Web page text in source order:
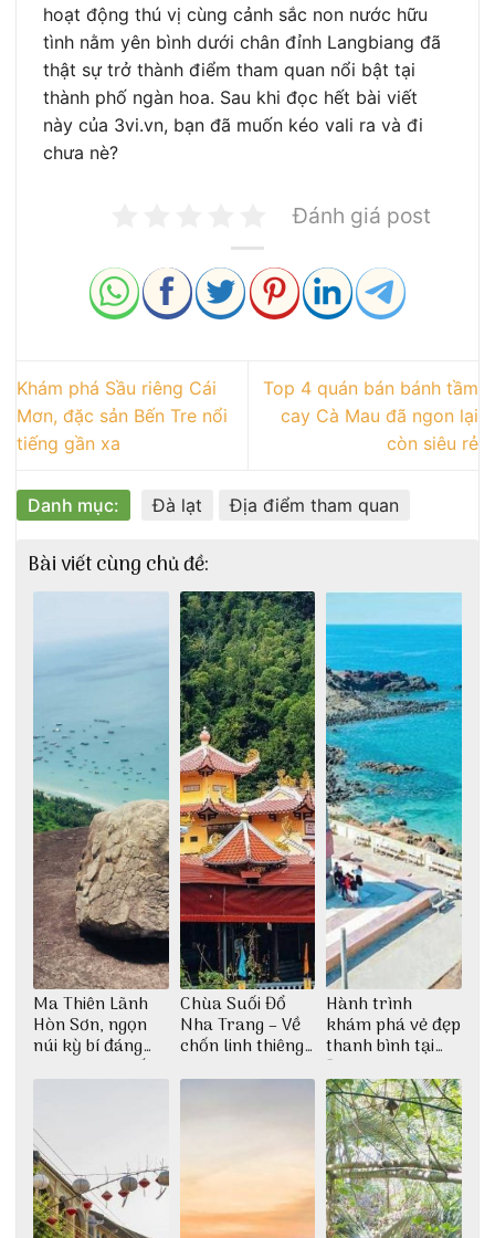
hoạt động thú vị cùng cảnh sắc non nước hữu
tình nằm yên bình dưới chân đỉnh Langbiang đã
thật sự trở thành điểm tham quan nổi bật tại
thành phố ngàn hoa. Sau khi đọc hết bài viết
này của 3vi.vn, bạn đã muốn kéo vali ra và đi
chưa nè?
Đánh giá post
Khám phá Sầu riêng Cái
Mơn, đặc sản Bến Tre nổi
tiếng gần xa
Top 4 quán bán bánh tầm
cay Cà Mau đã ngon lại
còn siêu rẻ
Danh mục: Đà lạt Địa điểm tham quan
Bài viết cùng chủ đề:
Ma Thiên Lãnh
Hòn Sơn, ngọn
núi kỳ bí đáng
khám phá nhất
Chùa Suối Đổ
Nha Trang – Về
chốn linh thiêng
thiền định
Hành trình
khám phá vẻ đẹp
thanh bình tại
Đảo Phú Quý